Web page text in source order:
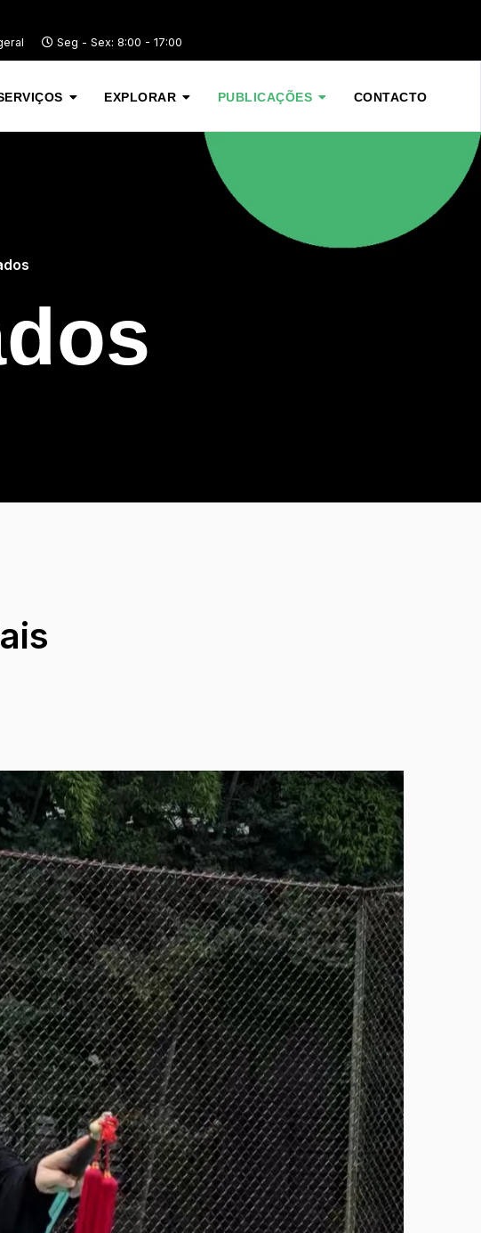
Seg - Sex: 8:00 - 17:00
EXPLORAR PUBLICAÇÕES CONTACTO